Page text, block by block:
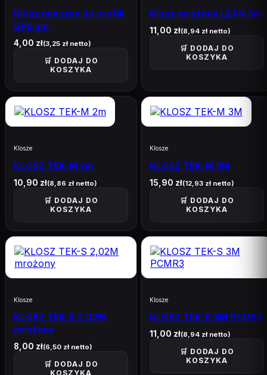
Klosz mleczny do profili
GPS 2m
4,00 zł(3,25 złnetto)
🛒 DODAJ DO
KOSZYKA
Klosz mrożony LEAN 3m
11,00 zł(8,94 złnetto)
🛒 DODAJ DO
KOSZYKA
Klosze
KLOSZ TEK-M 2m
10,90 zł(8,86 złnetto)
🛒 DODAJ DO
KOSZYKA
Klosze
KLOSZ TEK-M 3M
15,90 zł(12,93 złnetto)
🛒 DODAJ DO
KOSZYKA
Klosze
KLOSZ TEK-S 2,02M
mrożony
8,00 zł(6,50 złnetto)
🛒 DODAJ DO
KOSZYKA
Klosze
KLOSZ TEK-S 3M PCMR3
11,00 zł(8,94 złnetto)
🛒 DODAJ DO
KOSZYKA